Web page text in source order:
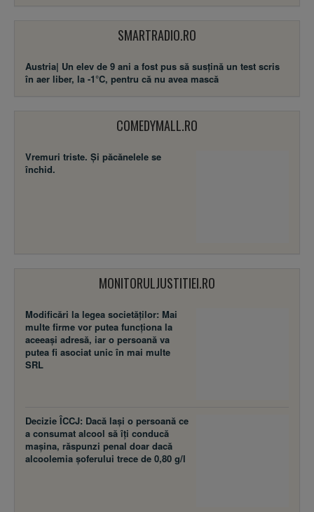
SMARTRADIO.RO
Austria| Un elev de 9 ani a fost pus să susţină un test scris
în aer liber, la -1°C, pentru că nu avea mască
COMEDYMALL.RO
Vremuri triste. Şi păcănelele se
închid.
MONITORULJUSTITIEI.RO
Modificări la legea societăţilor: Mai
multe firme vor putea funcţiona la
aceeaşi adresă, iar o persoană va
putea fi asociat unic în mai multe
SRL
Decizie ÎCCJ: Dacă laşi o persoană ce
a consumat alcool să îţi conducă
maşina, răspunzi penal doar dacă
alcoolemia şoferului trece de 0,80 g/l